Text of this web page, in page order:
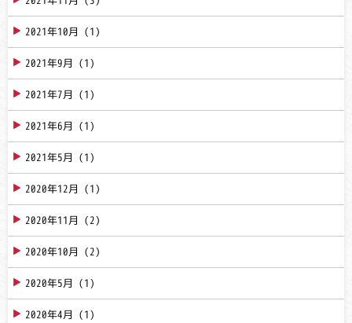
2021年10月 (1)
2021年9月 (1)
2021年7月 (1)
2021年6月 (1)
2021年5月 (1)
2020年12月 (1)
2020年11月 (2)
2020年10月 (2)
2020年5月 (1)
2020年4月 (1)